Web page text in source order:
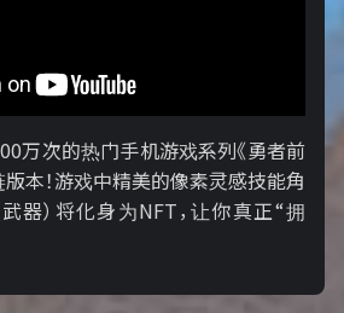
万次的热门手机游戏系列《勇者前
本！游戏中精美的像素灵感技能角
武器）将化身为NFT，让你真正“拥